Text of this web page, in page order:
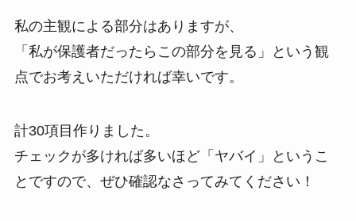
私の主観による部分はありますが、
「私が保護者だったらこの部分を見る」という観
点でお考えいただければ幸いです。
計30項目作りました。
チェックが多ければ多いほど「ヤバイ」というこ
とですので、ぜひ確認なさってみてください！